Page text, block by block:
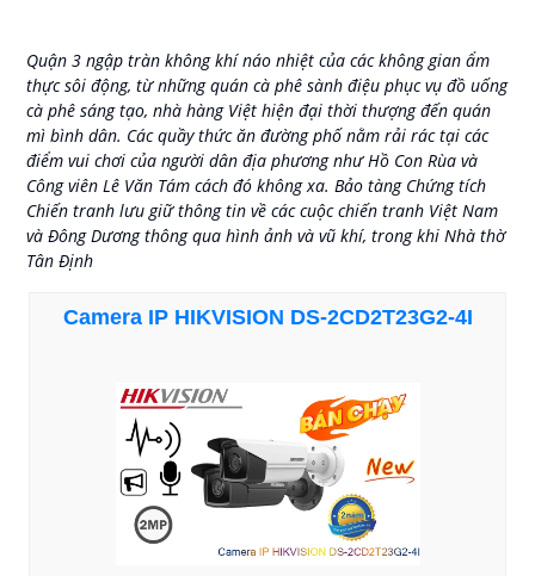
cho phép người dùng xem trực tiếp hình ảnh, xem lại đoạn
video đã ghi, và thậm chí điều khiển các chức năng của
camera.
Tích hợp tính năng thông minh: Một số camera IP hỗ trợ
tính năng thông minh như nhận dạng khuôn mặt, theo dõi
chuyển động, cảnh báo khi phát hiện âm thanh hoặc vượt
qua vùng cấm. Các tính năng này giúp tăng cường tính
năng an ninh và giám sát của hệ thống camera.
Lưu trữ đám mây: Nhiều camera IP cho phép lưu trữ dữ
giúp người dùng không cần phải lưu trữ dữ liệu trên thiết
hệ thống giám sát và an ninh tổng thể, như hệ thống quản
lý video (VMS - Video Management System) hoặc hệ thống
Camera IP đã trở thành một công nghệ tiêu chuẩn trong
lĩnh vực giám sát và an ninh, được sử dụng rộng rãi trong
các ứng dụng như nhà ở, văn phòng, cửa hàng, nhà máy,
trường học và nhiều nơi khác, nhờ vào tính linh hoạt, chất
lượng hình ảnh cao và khả năng kết nối mạng mạnh
Quận 3 ngập tràn không khí náo nhiệt của các không gian ẩm
thực sôi động, từ những quán cà phê sành điệu phục vụ đồ uống
cà phê sáng tạo, nhà hàng Việt hiện đại thời thượng đến quán
mì bình dân. Các quầy thức ăn đường phố nằm rải rác tại các
điểm vui chơi của người dân địa phương như Hồ Con Rùa và
Công viên Lê Văn Tám cách đó không xa. Bảo tàng Chứng tích
Chiến tranh lưu giữ thông tin về các cuộc chiến tranh Việt Nam
và Đông Dương thông qua hình ảnh và vũ khí, trong khi Nhà thờ
Tân Định
Camera IP HIKVISION DS-2CD2T23G2-4I